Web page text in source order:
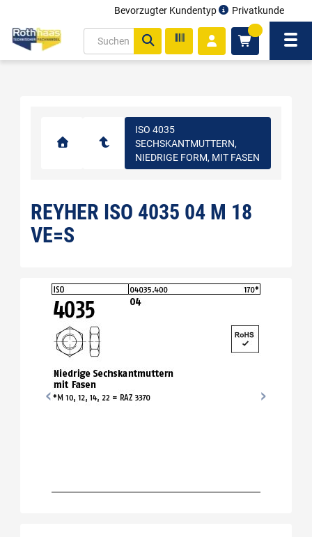
Bevorzugter Kundentyp Privatkunde
ISO 4035
SECHSKANTMUTTERN,
NIEDRIGE FORM, MIT FASEN
REYHER ISO 4035 04 M 18
VE=S